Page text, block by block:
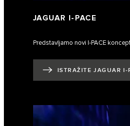
JAGUAR I‑PACE
Predstavljamo novi I‑PACE
ISTRAŽITE JAGUAR